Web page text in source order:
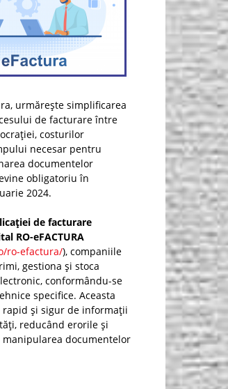
urmărește simplificarea
de facturare între
costurilor
necesar pentru
documentelor
obligatoriu în
2024.
de facturare
RO-eFACTURA
ro-efactura/), companiile
gestiona și stoca
conformându-se
specifice. Aceasta
și sigur de informații
reducând erorile și
documentelor